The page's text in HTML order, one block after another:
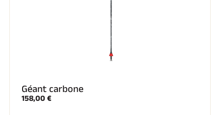
Géant carbone
158,00 €